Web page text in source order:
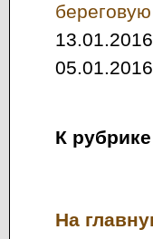
К рубрике
На